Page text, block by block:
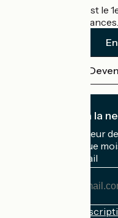
Accueil Vélo c'est le
cyclistes en vacances.
Je m'abonne à la
Recevez le meilleur
boîte mail chaque
Mon adresse mail
Conditions